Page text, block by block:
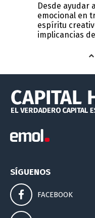
Desde ayudar
emocional en
espíritu
implicancias
SÍGUENOS
FACEBOOK